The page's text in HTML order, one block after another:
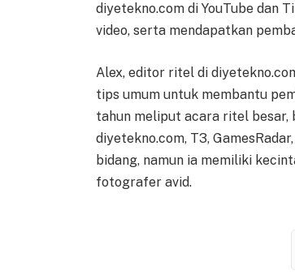
diyetekno.com di YouTube dan
video, serta mendapatkan
Alex, editor ritel di
tips umum untuk membantu
tahun meliput acara ritel besar,
diyetekno.com, T3,
bidang, namun ia memiliki
fotografer avid.